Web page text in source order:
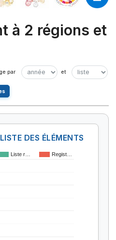
à 2 régions et
DES ÉLÉMENTS
Liste r… Regist…